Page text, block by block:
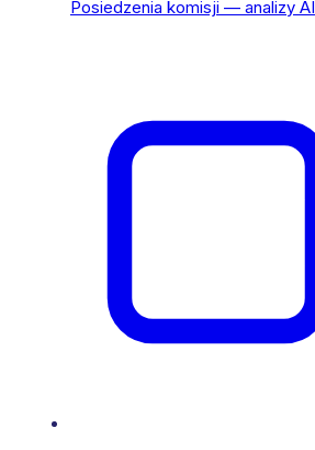
Posiedzenia komisji — analizy AI